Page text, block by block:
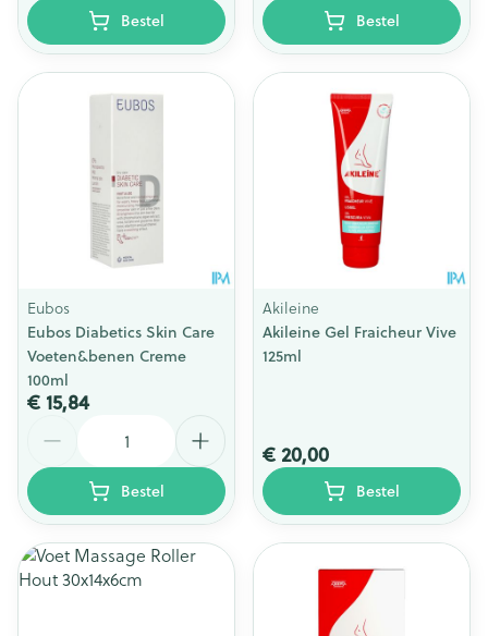
Bestel Bestel
Eubos
Eubos Diabetics Skin Care
Voeten&benen Creme
100ml
€ 15,84
Bestel
Akileine
Akileine Gel Fraicheur Vive
125ml
€ 20,00
Bestel